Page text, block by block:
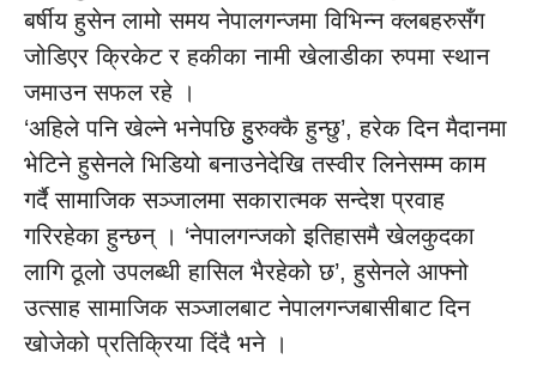
बर्षीय हुसेन लामो समय नेपालगन्जमा विभिन्न क्लबहरुसँग
जोडिएर क्रिकेट र हकीका नामी खेलाडीका रुपमा स्थान
जमाउन सफल रहे ।
‘अहिले पनि खेल्ने भनेपछि हुुरुक्कै हुन्छु’, हरेक दिन मैदानमा
भेटिने हुसेनले भिडियो बनाउनेदेखि तस्वीर लिनेसम्म काम
गर्दै सामाजिक सञ्जालमा सकारात्मक सन्देश प्रवाह
गरिरहेका हुन्छन् । ‘नेपालगन्जको इतिहासमै खेलकुदका
लागि ठूलो उपलब्धी हासिल भैरहेको छ’, हुसेनले आफ्नो
उत्साह सामाजिक सञ्जालबाट नेपालगन्जबासीबाट दिन
खोजेको प्रतिक्रिया दिंदै भने ।